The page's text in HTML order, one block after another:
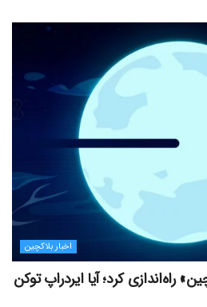
اخبار بلاکچین
راه‌اندازی کرد؛ آیا ایردراپ توکن